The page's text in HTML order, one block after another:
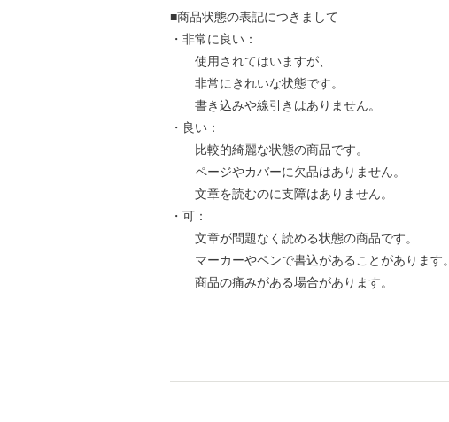
■商品状態の表記につきまして
・非常に良い：
使用されてはいますが、
非常にきれいな状態です。
書き込みや線引きはありません。
・良い：
比較的綺麗な状態の商品です。
ページやカバーに欠品はありません。
文章を読むのに支障はありません。
・可：
文章が問題なく読める状態の商品です。
マーカーやペンで書込があることがあります。
商品の痛みがある場合があります。